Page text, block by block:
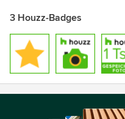
3 Houzz-Badges